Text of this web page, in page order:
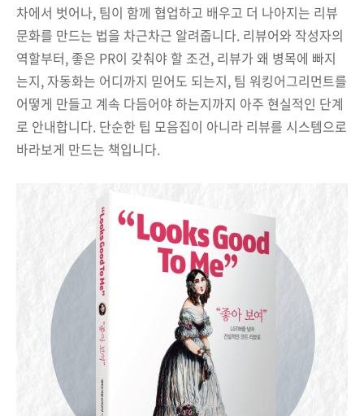
차에서 벗어나, 팀이 함께 협업하고 배우고 더 나아지는 리뷰
문화를 만드는 법을 차근차근 알려줍니다. 리뷰어와 작성자의
역할부터, 좋은 PR이 갖춰야 할 조건, 리뷰가 왜 병목에 빠지
는지, 자동화는 어디까지 믿어도 되는지, 팀 워킹어그리먼트를
어떻게 만들고 계속 다듬어야 하는지까지 아주 현실적인 단계
로 안내합니다. 단순한 팁 모음집이 아니라 리뷰를 시스템으로
바라보게 만드는 책입니다.